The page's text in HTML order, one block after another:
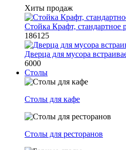
Хиты продаж
Стойка Крафт, стандартное
186125
Дверца для мусора
6000
Столы
Столы для кафе
Столы для ресторанов